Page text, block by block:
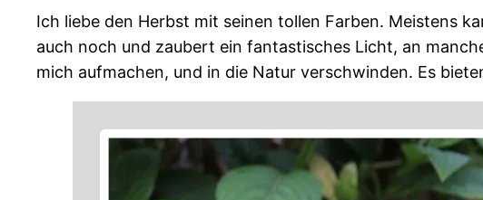
Ich liebe den Herbst mit seinen tollen Farben. Meistens
auch noch und zaubert ein fantastisches Licht, an
mich aufmachen, und in die Natur verschwinden. Es